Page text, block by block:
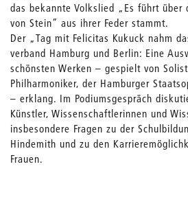
das bekannte Volkslied „Es führt über
von Stein” aus ihrer Feder stammt.
Der „Tag mit Felicitas Kukuck nahm
verband Hamburg und Berlin: Eine
schönsten Werken – gespielt von
Philharmoniker, der Hamburger
– erklang. Im Podiumsgespräch
Künstler, Wissenschaftlerinnen und
insbesondere Fragen zu der
Hindemith und zu den
Frauen.